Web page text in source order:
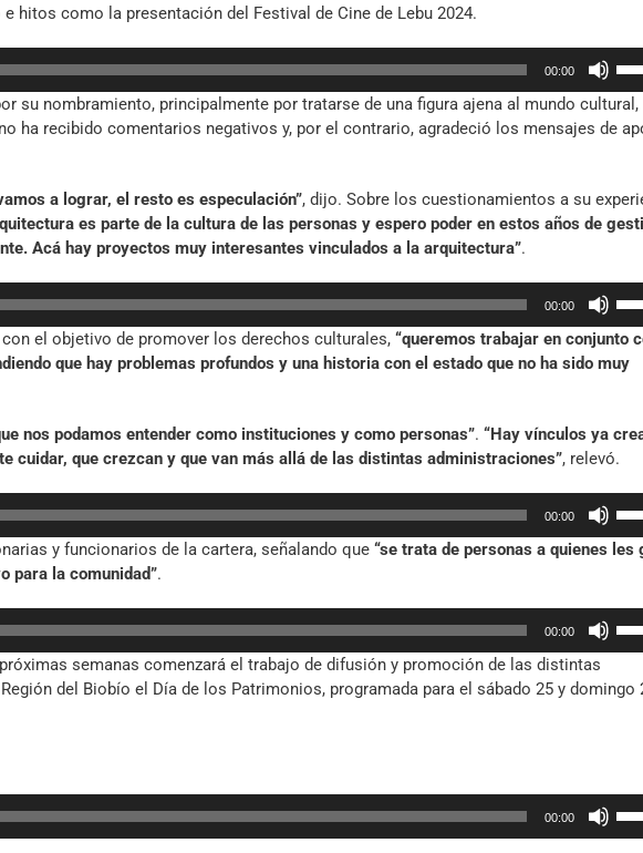
hitos como la presentación del Festival de Cine de Lebu 2024.
00:00
de
el
su nombramiento, principalmente por tratarse de una figura ajena al mundo cultural,
ha recibido comentarios negativos y, por el contrario, agradeció los mensajes de
a lograr, el resto es especulación”, dijo. Sobre los cuestionamientos a su
es parte de la cultura de las personas y espero poder en estos años de
Acá hay proyectos muy interesantes vinculados a la arquitectura”.
00:00
de
el
el objetivo de promover los derechos culturales, “queremos trabajar en conjunto
que hay problemas profundos y una historia con el estado que no ha sido muy
nos podamos entender como instituciones y como personas”. “Hay vínculos ya
cuidar, que crezcan y que van más allá de las distintas administraciones”, relevó.
00:00
o
y funcionarios de la cartera, señalando que “se trata de personas a quienes les
para la comunidad”.
00:00
de
o
semanas comenzará el trabajo de difusión y promoción de las distintas
del Biobío el Día de los Patrimonios, programada para el sábado 25 y domingo
00:00